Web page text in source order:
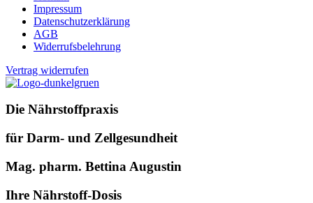
Impressum
Datenschutzerklärung
AGB
Widerrufsbelehrung
Vertrag widerrufen
Die Nährstoffpraxis
für Darm- und Zellgesundheit
Mag. pharm. Bettina Augustin
Ihre Nährstoff-Dosis